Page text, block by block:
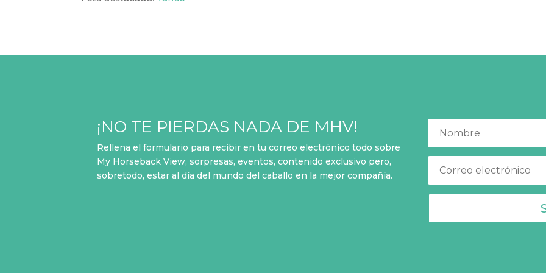
¡NO TE PIERDAS NADA DE MHV!
Rellena el formulario para recibir en tu correo electrónico todo sobre
My Horseback View, sorpresas, eventos, contenido exclusivo pero,
sobretodo, estar al día del mundo del caballo en la mejor compañía.